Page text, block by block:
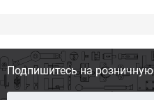
Подпишитесь на розничную